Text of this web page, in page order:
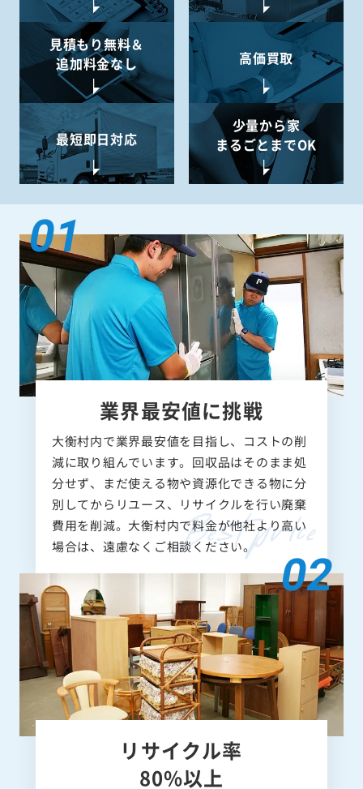
見積もり無料＆
追加料金なし
高価買取
最短即日対応
少量から家
まるごとまでOK
業界最安値に挑戦
大衡村内で業界最安値を目指し、コストの削
減に取り組んでいます。回収品はそのまま処
分せず、まだ使える物や資源化できる物に分
別してからリユース、リサイクルを行い廃棄
費用を削減。大衡村内で料金が他社より高い
場合は、遠慮なくご相談ください。
リサイクル率
80%以上